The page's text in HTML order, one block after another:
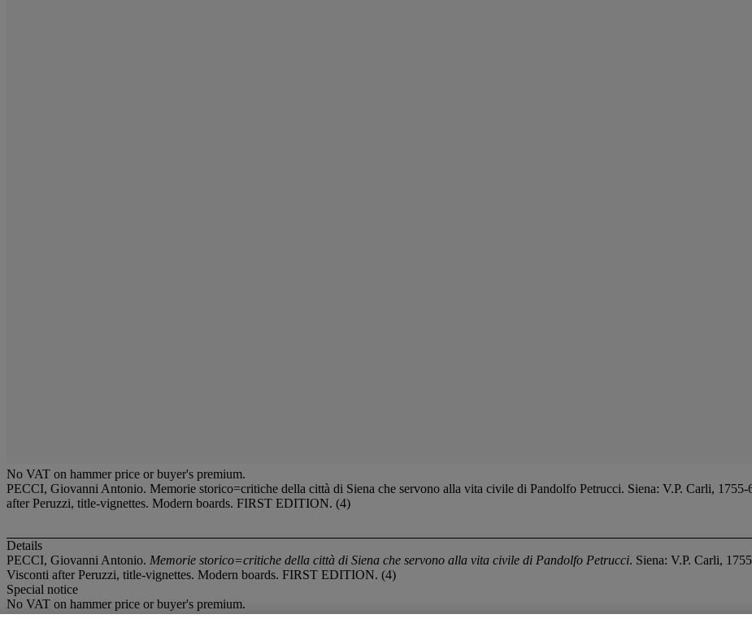
No VAT on hammer price or buyer's premium.
PECCI, Giovanni Antonio. Memorie storico=critiche della città di Siena che servono alla vita civile di Pandolfo Petrucci. Siena: V.P. Carli,
after Peruzzi, title-vignettes. Modern boards. FIRST EDITION. (4)
Details
PECCI, Giovanni Antonio. Memorie storico=critiche della città di Siena che servono alla vita civile di Pandolfo Petrucci. Siena: V.P. Carli,
Visconti after Peruzzi, title-vignettes. Modern boards. FIRST EDITION. (4)
Special notice
No VAT on hammer price or buyer's premium.